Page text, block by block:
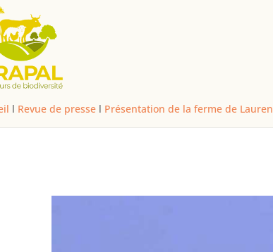
l Revue de presse l Présentation de la ferme de